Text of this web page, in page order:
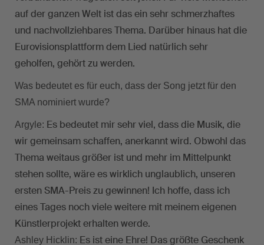
auf der ganzen Welt ist das ein sehr schmerzhaftes
und nachvollziehbares Thema. Darüber hinaus hat die
Eurovisionsplattform dem Lied natürlich sehr
geholfen, gehört zu werden.
Was bedeutet es für euch, dass der Song jetzt für den
SMA nominiert wurde?
Argyle: Es bedeutet mir sehr viel, dass die Musik, die
wir gemeinsam schaffen, anerkannt wird. Obwohl das
Thema weitaus größer ist und mehr im Mittelpunkt
stehen sollte, wäre es wirklich unglaublich, unseren
ersten SMA-Preis zu gewinnen! Ich hoffe, dass ich
eines Tages noch viele weitere mit meinem eigenen
Künstlerprojekt erhalten werde.
Ashley Hicklin: Es ist eine Ehre! Das größte Geschenk